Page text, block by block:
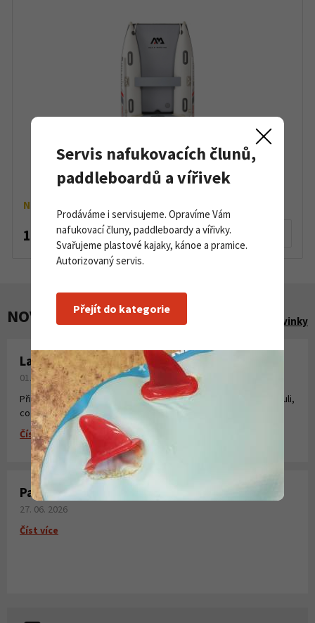
Nafukovací člun Aqua Marina Aircat 2,85m DWF
Air Deck
Na objednávku
19 000 Kč Detail produktu
NOVINKY A AKCE Zobrazit všechny novinky
Laminování pryskyřicí a tkaninou
01. 08. 2026
Připravili jsme pro Vás krátké instruktážní video, kde jsme shrnuli,
co všechno potřebujete k laminování, vytvoření sklolaminátu.
Číst více
Paddleboardy Viking nově v naší nabídce
27. 06. 2026
Číst více
Servis nafukovacích člunů,
paddleboardů a vířivek
Prodáváme i servisujeme. Opravíme Vám
nafukovací čluny, paddleboardy a vířivky.
Svařujeme plastové kajaky, kánoe a pramice.
Autorizovaný servis.
Přejít do kategorie